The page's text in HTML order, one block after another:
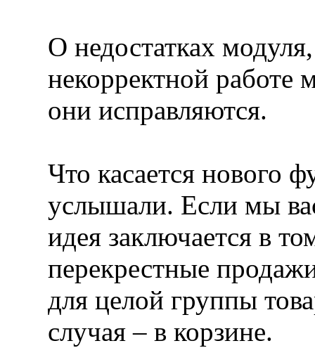
О недостатках
некорректной работе
они исправляются.
Что касается нового
услышали. Если мы
идея заключается в
перекрестные
для целой группы
случая – в корзине.